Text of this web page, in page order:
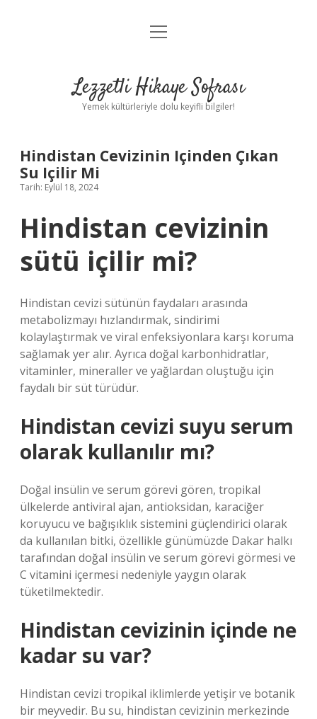
Anasayfa
Yasal Uyarı
menüyü
Lezzetli Hikaye Sofrası
Yemek kültürleriyle dolu keyifli bilgiler!
Hindistan Cevizinin Içinden Çıkan
Su Içilir Mi
Tarih: Eylül 18, 2024
Hindistan cevizinin
sütü içilir mi?
Hindistan cevizi sütünün faydaları arasında
metabolizmayı hızlandırmak, sindirimi
kolaylaştırmak ve viral enfeksiyonlara karşı koruma
sağlamak yer alır. Ayrıca doğal karbonhidratlar,
vitaminler, mineraller ve yağlardan oluştuğu için
faydalı bir süt türüdür.
Hindistan cevizi suyu serum
olarak kullanılır mı?
Doğal insülin ve serum görevi gören, tropikal
ülkelerde antiviral ajan, antioksidan, karaciğer
koruyucu ve bağışıklık sistemini güçlendirici olarak
da kullanılan bitki, özellikle günümüzde Dakar halkı
tarafından doğal insülin ve serum görevi görmesi ve
C vitamini içermesi nedeniyle yaygın olarak
tüketilmektedir.
Hindistan cevizinin içinde ne
kadar su var?
Hindistan cevizi tropikal iklimlerde yetişir ve botanik
bir meyvedir. Bu su, hindistan cevizinin merkezinde